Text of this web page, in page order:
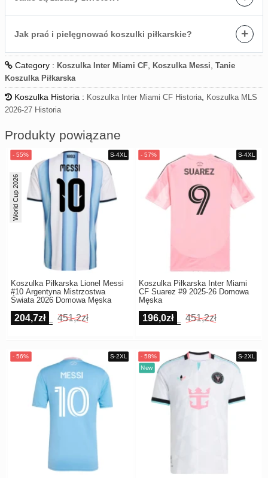
Jak prać i pielęgnować koszulki piłkarskie? +
Category : Koszulka Inter Miami CF, Koszulka Messi, Tanie
Koszulka Piłkarska
Koszulka Historia : Koszulka Inter Miami CF Historia, Koszulka MLS
2026-27 Historia
Produkty powiązane
Koszulka Piłkarska Lionel Messi
#10 Argentyna Mistrzostwa
Świata 2026 Domowa Męska
World Cup 2026
204,7zł 451,2zł
Koszulka Piłkarska Inter Miami
CF Suarez #9 2025-26 Domowa
Męska
196,0zł 451,2zł